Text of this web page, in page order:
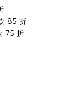
85 折
75 折